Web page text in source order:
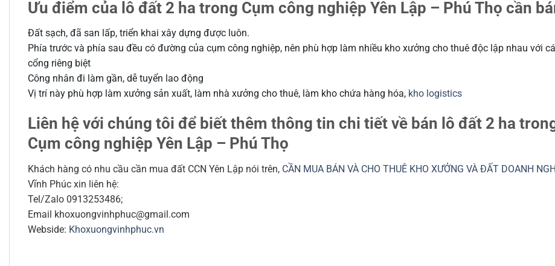
Ưu điểm của lô đất 2 ha trong Cụm công nghiệp Yên Lập – Phú Thọ cần
Đất sạch, đã san lấp, triển khai xây dựng được luôn.
Phía trước và phía sau đều có đường của cụm công nghiệp, nên phù hợp làm nhiều kho xưởng cho thuê độc lập nhau với
cổng riêng biệt
Công nhân đi làm gần, dễ tuyển lao động
Vị trí này phù hợp làm xưởng sản xuất, làm nhà xưởng cho thuê, làm kho chứa hàng hóa, kho logistics
Liên hệ với chúng tôi để biết thêm thông tin chi tiết về bán lô đất 2 ha
Cụm công nghiệp Yên Lập – Phú Thọ
Khách hàng có nhu cầu cần mua đất CCN Yên Lập nói trên, CẦN MUA BÁN VÀ CHO THUÊ KHO XƯỞNG VÀ ĐẤT DOANH
Vĩnh Phúc xin liên hệ:
Tel/Zalo 0913253486;
Email khoxuongvinhphuc@gmail.com
Webside: Khoxuongvinhphuc.vn